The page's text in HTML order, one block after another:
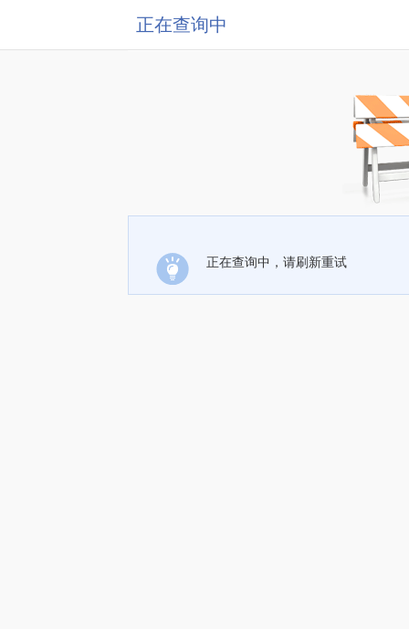
正在查询中
正在查询中，请刷新重试